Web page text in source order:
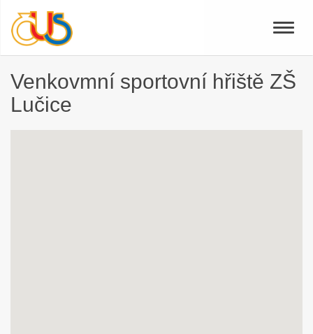
Toggle
Venkovmní sportovní hřiště ZŠ
Lučice